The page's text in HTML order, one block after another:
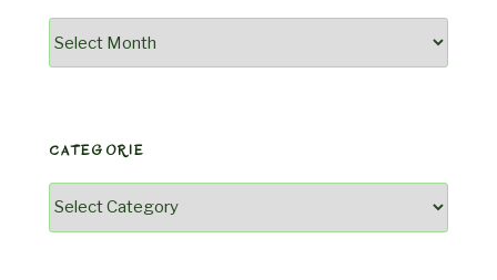
Archivio
CATEGORIE
Categorie